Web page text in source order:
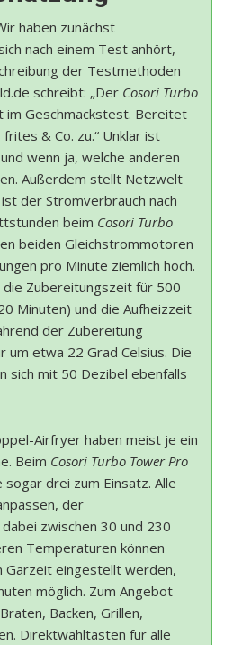
haben zunächst
nach einem Test anhört,
der Testmethoden
schreibt: „Der Cosori Turbo
Geschmackstest. Bereitet
& Co. zu.“ Unklar ist
wenn ja, welche anderen
Außerdem stellt Netzwelt
der Stromverbrauch nach
beim Cosori Turbo
beiden Gleichstrommotoren
pro Minute ziemlich hoch.
Zubereitungszeit für 500
Minuten) und die Aufheizzeit
der Zubereitung
etwa 22 Grad Celsius. Die
sich mit 50 Dezibel ebenfalls
Airfryer haben meist je ein
Beim Cosori Turbo Tower Pro
drei zum Einsatz. Alle
der
zwischen 30 und 230
Temperaturen können
Garzeit eingestellt werden,
möglich. Zum Angebot
Backen, Grillen,
Direktwahltasten für alle